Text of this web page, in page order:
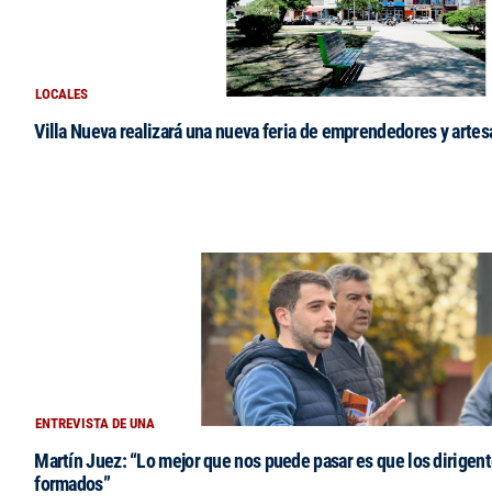
LOCALES
Villa Nueva realizará una nueva feria de emprendedores y
ENTREVISTA DE UNA
Martín Juez: “Lo mejor que nos puede pasar es que los
formados”